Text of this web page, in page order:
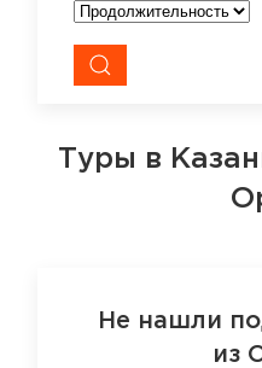
Туры в
Не нашли
из